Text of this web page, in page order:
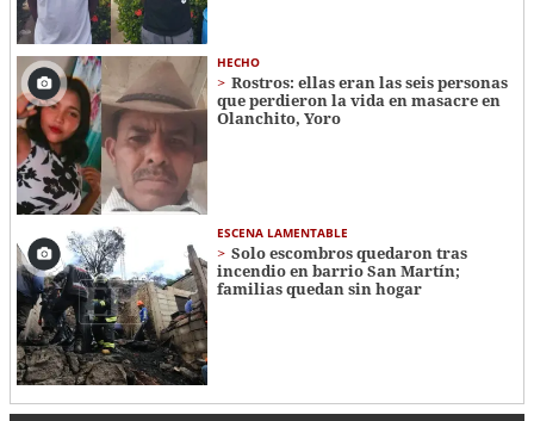
HECHO
Rostros: ellas eran las seis personas
que perdieron la vida en masacre en
Olanchito, Yoro
ESCENA LAMENTABLE
Solo escombros quedaron tras
incendio en barrio San Martín;
familias quedan sin hogar